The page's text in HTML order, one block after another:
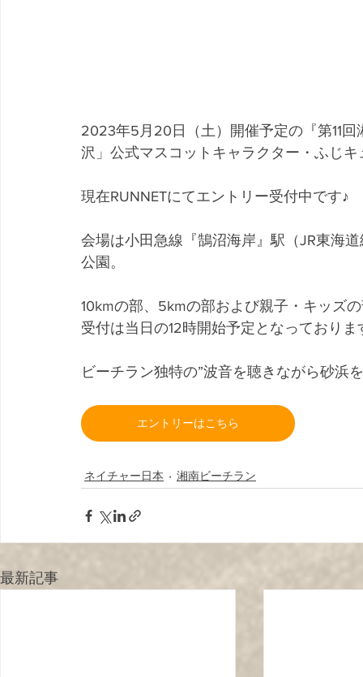
2023年5月20日（土）開催予定の『第11
沢」公式マスコットキャラクター・ふじ
現在RUNNETにてエントリー受付中です♪
会場は小田急線『鵠沼海岸』駅（JR東海
公園。
10kmの部、5kmの部および親子・キッズ
受付は当日の12時開始予定となっており
ビーチラン独特の”波音を聴きながら砂浜
エントリーはこちら
ネイチャー日本 湘南ビーチラン
最新記事